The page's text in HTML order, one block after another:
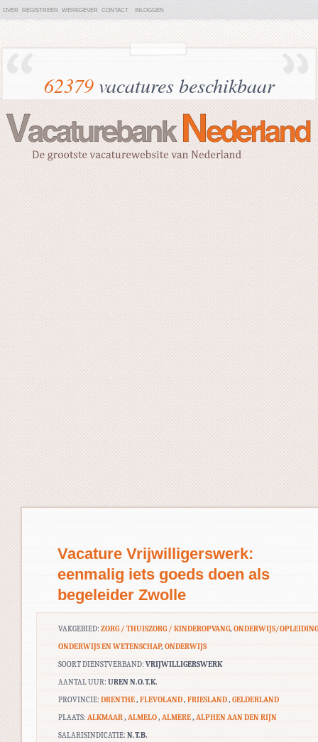
OVER REGISTREER WERKGEVER CONTACT INLOGGEN
62379vacatures beschikbaar
Vacature Vrijwilligerswerk:
eenmalig iets goeds doen als
begeleider Zwolle
VAKGEBIED: ZORG / THUISZORG / KINDEROPVANG, ONDERWIJS/OPLEIDING
ONDERWIJS EN WETENSCHAP, ONDERWIJS
SOORT DIENSTVERBAND: VRIJWILLIGERSWERK
AANTAL UUR: UREN N.O.T.K.
PROVINCIE: DRENTHE, FLEVOLAND, FRIESLAND, GELDERLAND
PLAATS: ALKMAAR, ALMELO, ALMERE, ALPHEN AAN DEN RIJN
SALARISINDICATIE: N.T.B.